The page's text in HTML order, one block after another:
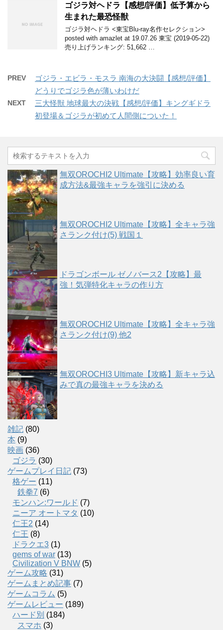
ゴジラ対ヘドラ【感想/評価】低予算から
生まれた最恐怪獣
ゴジラ対ヘドラ <東宝Blu-ray名作セレクション>
posted with amazlet at 19.07.26 東宝 (2019-05-22)
売り上げランキング: 51,662 …
PREV
ゴジラ・エビラ・モスラ 南海の大決闘【感想/評価】
どうりでゴジラ色が薄いわけだ
NEXT
三大怪獣 地球最大の決戦【感想/評価】キングギドラ
初登場＆ゴジラが初めて人間側についた！
無双OROCHI2 Ultimate【攻略】効率良い育
成方法&最強キャラを強引に決める
無双OROCHI2 Ultimate【攻略】全キャラ強
さランク付け(5) 戦国１
ドラゴンボール ゼノバース2【攻略】最
強！気弾特化キャラの作り方
無双OROCHI2 Ultimate【攻略】全キャラ強
さランク付け(9) 他2
無双OROCHI3 Ultimate【攻略】新キャラ込
みで真の最強キャラを決める
雑記 (80)
本 (9)
映画 (36)
ゴジラ (30)
ゲームプレイ日記 (73)
格ゲー (11)
鉄拳7 (6)
モンハン:ワールド (7)
ニーア オートマタ (10)
仁王2 (14)
仁王 (8)
ドラクエ3 (1)
gems of war (13)
Civilization V BNW (5)
ゲーム攻略 (31)
ゲームまとめ記事 (7)
ゲームコラム (5)
ゲームレビュー (189)
ハード別 (184)
スマホ (3)